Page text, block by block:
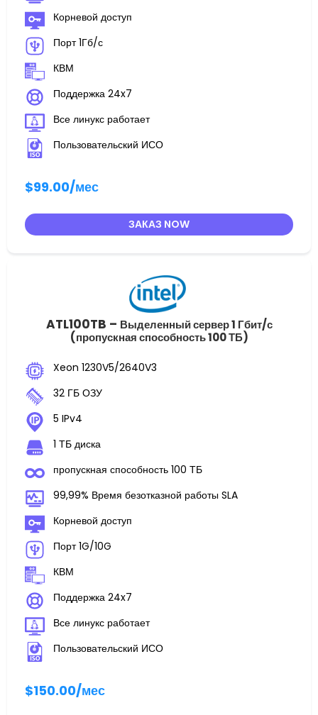
Корневой доступ
Порт 1Гб/с
КВМ
Поддержка 24x7
Все линукс работает
Пользовательский ИСО
$99.00/мес
ЗАКАЗ NOW
ATL100TB – Выделенный сервер 1 Гбит/с
(пропускная способность 100 ТБ)
Xeon 1230V5/2640V3
32 ГБ ОЗУ
5 IPv4
1 ТБ диска
пропускная способность 100 ТБ
99,99% Время безотказной работы SLA
Корневой доступ
Порт 1G/10G
КВМ
Поддержка 24x7
Все линукс работает
Пользовательский ИСО
$150.00/мес